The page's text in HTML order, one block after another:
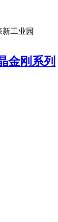
工业园
金刚系列